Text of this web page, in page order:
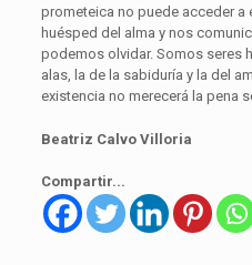
prometeica no puede acceder a
huésped del alma y nos
podemos olvidar. Somos seres
alas, la de la sabiduría y la del
existencia no merecerá la pena
Beatriz Calvo Villoria
Compartir...